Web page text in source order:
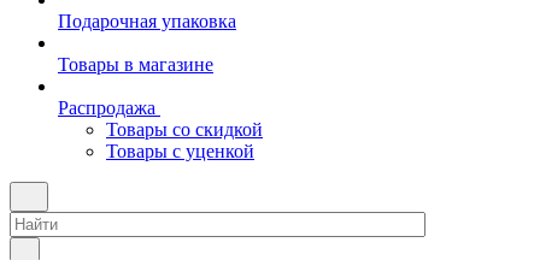
Подарочная упаковка
Товары в магазине
Распродажа
Товары со скидкой
Товары с уценкой